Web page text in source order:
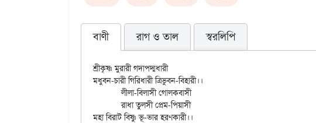
বাণী রাগ ও তাল স্বরলিপি
শ্রীকৃষ্ণ মুরারী গদাপদ্মধারী
মধুবন-চারী গিরিধারী ত্রিভুবন-বিহারী।।
	লীলা-বিলাসী গোলকবাসী
	রাধা তুলসী প্রেম-পিয়াসী
মহা বিরাট বিষ্ণু ভূ-ভার হরণকারী।।